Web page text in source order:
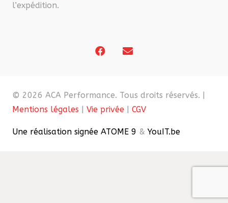
l’expédition.
© 2026 ACA Performance. Tous droits réservés. |
Mentions légales
Vie privée CGV
Une réalisation signée ATOME 9 & YouIT.be